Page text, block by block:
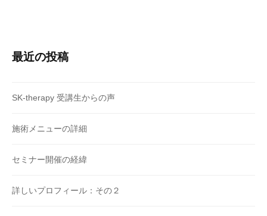
最近の投稿
SK-therapy 受講生からの声
施術メニューの詳細
セミナー開催の経緯
詳しいプロフィール：その２